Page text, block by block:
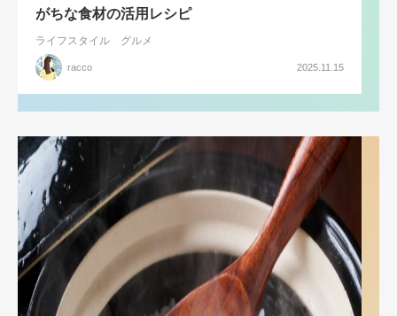
がちな食材の活用レシピ
ライフスタイル グルメ
racco 2025.11.15